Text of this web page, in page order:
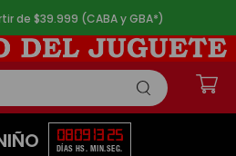
de $39.999 (CABA y GBA*)
08
DÍAS
09
HS.
13
MIN.
25
SEG.